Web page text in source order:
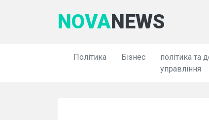
NOVANEWS
Політика Бізнес
політика та
управління